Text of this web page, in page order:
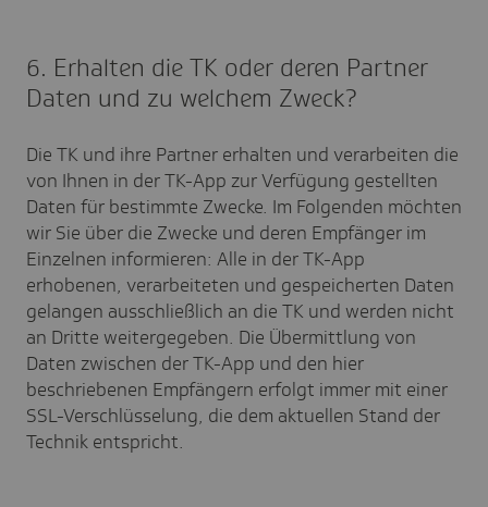
6. Erhalten die TK oder deren Partner
Daten und zu welchem Zweck?
Die TK und ihre Partner erhalten und verarbeiten die
von Ihnen in der TK-App zur Verfügung gestellten
Daten für bestimmte Zwecke. Im Folgenden möchten
wir Sie über die Zwecke und deren Empfänger im
Einzelnen informieren: Alle in der TK-App
erhobenen, verarbeiteten und gespeicherten Daten
gelangen ausschließlich an die TK und werden nicht
an Dritte weitergegeben. Die Übermittlung von
Daten zwischen der TK-App und den hier
beschriebenen Empfängern erfolgt immer mit einer
SSL-Verschlüsselung, die dem aktuellen Stand der
Technik entspricht.